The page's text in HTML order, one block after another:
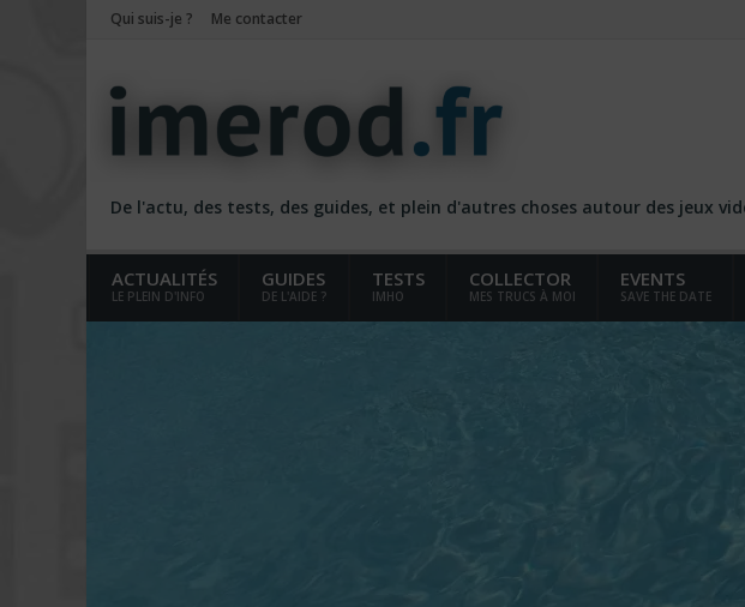
Qui suis-je ? Me contacter
De l'actu, des tests, des guides, et plein d'autres choses autour des jeux
ACTUALITÉS
LE PLEIN D'INFO
GUIDES
DE L'AIDE ?
TESTS
IMHO
COLLECTOR
MES TRUCS À MOI
EVENTS
SAVE THE DATE